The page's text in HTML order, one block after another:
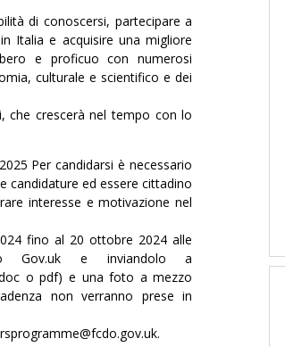
di conoscersi, partecipare a
Italia e acquisire una migliore
e proficuo con numerosi
culturale e scientifico e dei
che crescerà nel tempo con lo
Per candidarsi è necessario
candidature ed essere cittadino
interesse e motivazione nel
fino al 20 ottobre 2024 alle
Gov.uk e inviandolo a
doc o pdf) e una foto a mezzo
non verranno prese in